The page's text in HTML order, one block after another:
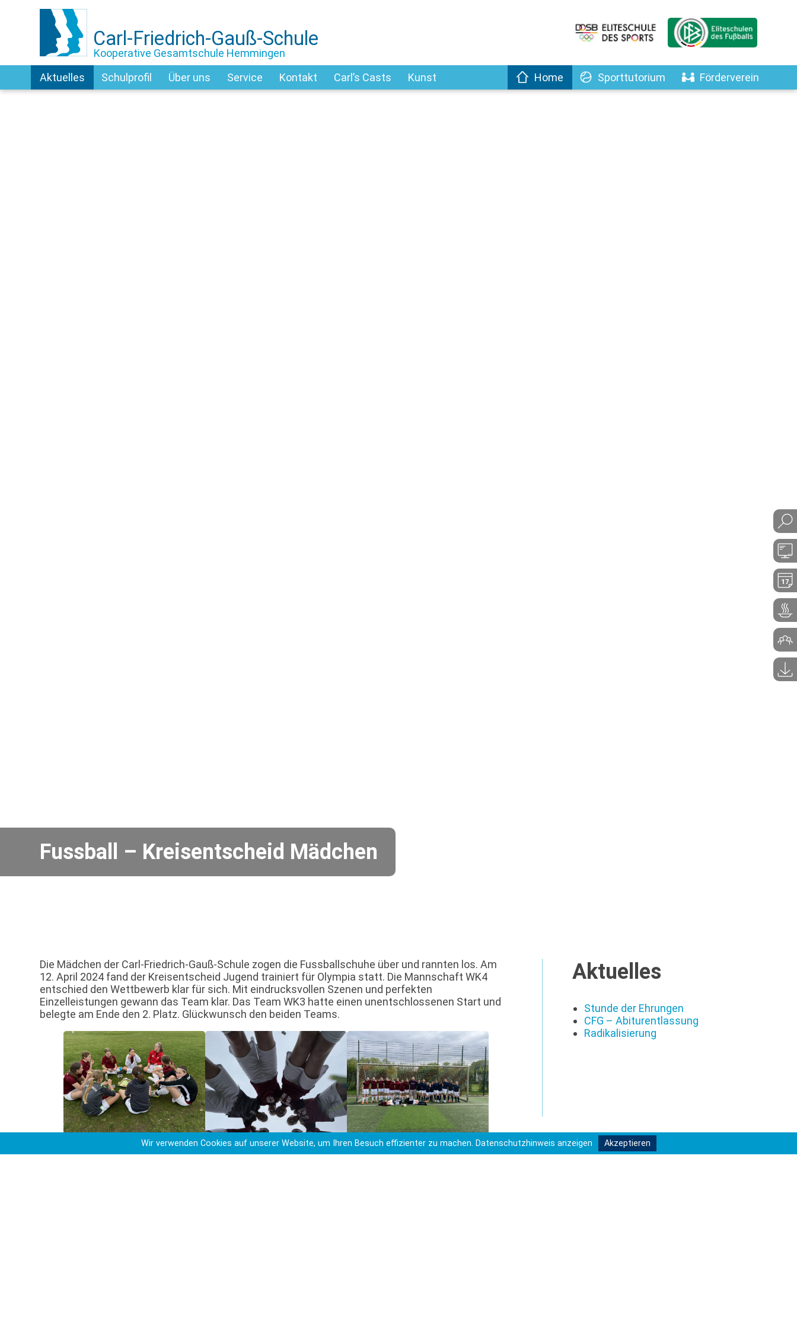
Carl-Friedrich-Gauß-Schule
Kooperative Gesamtschule Hemmingen
Home
Sporttutorium Förderverein
Aktuelles Schulprofil Über uns Service Kontakt Carl’s Casts Kunst
Fussball – Kreisentscheid Mädchen
Die Mädchen der Carl-Friedrich-Gauß-Schule zogen die Fussballschuhe über und rannten los. Am
12. April 2024 fand der Kreisentscheid Jugend trainiert für Olympia statt. Die Mannschaft WK4
entschied den Wettbewerb klar für sich. Mit eindrucksvollen Szenen und perfekten
Einzelleistungen gewann das Team klar. Das Team WK3 hatte einen unentschlossenen Start und
belegte am Ende den 2. Platz. Glückwunsch den beiden Teams.
Aktuelles
Stunde der Ehrungen
CFG – Abiturentlassung
Radikalisierung
Wir verwenden Cookies auf unserer Website, um Ihren Besuch effizienter zu machen. Datenschutzhinweis anzeigen Akzeptieren